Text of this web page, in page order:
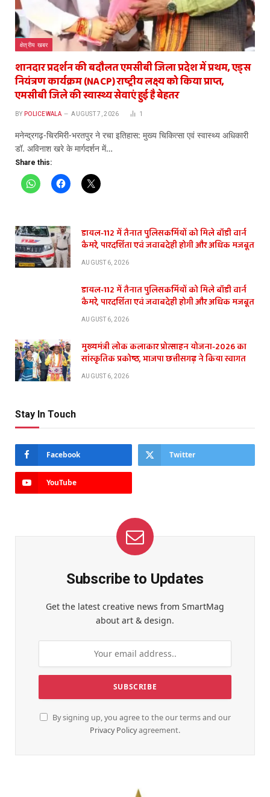
क्षेत्रीय खबर
शानदार प्रदर्शन की बदौलत एमसीबी जिला प्रदेश में प्रथम, एड्स
नियंत्रण कार्यक्रम (NACP) राष्ट्रीय लक्ष्य को किया प्राप्त,
एमसीबी जिले की स्वास्थ्य सेवाएं हुई है बेहतर
BY POLICEWALA AUGUST 7, 2026 1
मनेन्द्रगढ़-चिरमिरी-भरतपुर ने रचा इतिहास: मुख्य चिकित्सा एवं स्वास्थ्य अधिकारी
डॉ. अविनाश खरे के मार्गदर्शन में…
Share this:
डायल-112 में तैनात पुलिसकर्मियों को मिले बॉडी वार्न
कैमरे, पारदर्शिता एवं जवाबदेही होगी और अधिक मजबूत
AUGUST 6, 2026
डायल-112 में तैनात पुलिसकर्मियों को मिले बॉडी वार्न
कैमरे, पारदर्शिता एवं जवाबदेही होगी और अधिक मजबूत
AUGUST 6, 2026
मुख्यमंत्री लोक कलाकार प्रोत्साहन योजना-2026 का
सांस्कृतिक प्रकोष्ठ, भाजपा छत्तीसगढ़ ने किया स्वागत
AUGUST 6, 2026
Stay In Touch
Facebook Twitter
YouTube
Subscribe to Updates
Get the latest creative news from SmartMag
about art & design.
By signing up, you agree to the our terms and our
Privacy Policyagreement.